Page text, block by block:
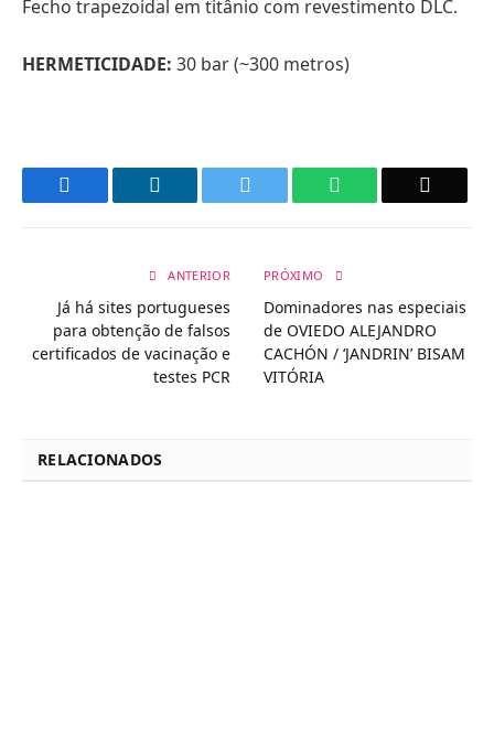
Fecho trapezoidal em titânio com revestimento DLC.
HERMETICIDADE: 30 bar (~300 metros)
WhatsApp
ANTERIOR
Já há sites portugueses
para obtenção de falsos
certificados de vacinação e
testes PCR
PRÓXIMO
Dominadores nas especiais
de OVIEDO ALEJANDRO
CACHÓN / ‘JANDRIN’ BISAM
VITÓRIA
RELACIONADOS